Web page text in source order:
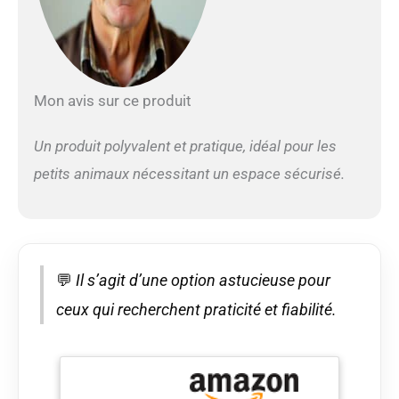
55,9 cm (L x l x H) et
petit parc : 57 x 45,7 x
compagnie.
chats et les races de
Mon avis sur ce produit
Un produit polyvalent et pratique, idéal pour les
petits animaux nécessitant un espace sécurisé.
💬 Il s’agit d’une option astucieuse pour
ceux qui recherchent praticité et fiabilité.